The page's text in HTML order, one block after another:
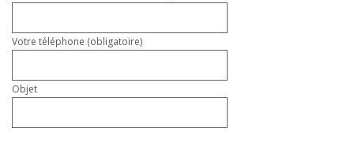
Votre téléphone (obligatoire)
Objet